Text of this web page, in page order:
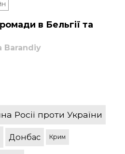
в Бельгії та
Barandiy
Росії проти України
Донбас Крим